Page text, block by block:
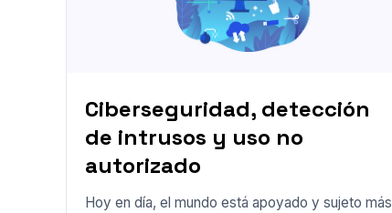
Ciberseguridad, detección
de intrusos y uso no
autorizado
Hoy en día, el mundo está apoyado y sujeto más